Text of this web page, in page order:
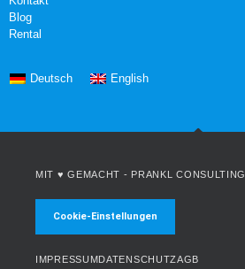
Blog
Rental
Deutsch English
MIT ♥ GEMACHT - PRANKL
Cookie-Einstellungen
IMPRESSUM DATENSCHUTZAGB